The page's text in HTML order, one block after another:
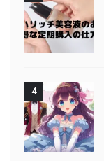
4